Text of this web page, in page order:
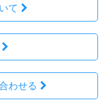
て
わせる